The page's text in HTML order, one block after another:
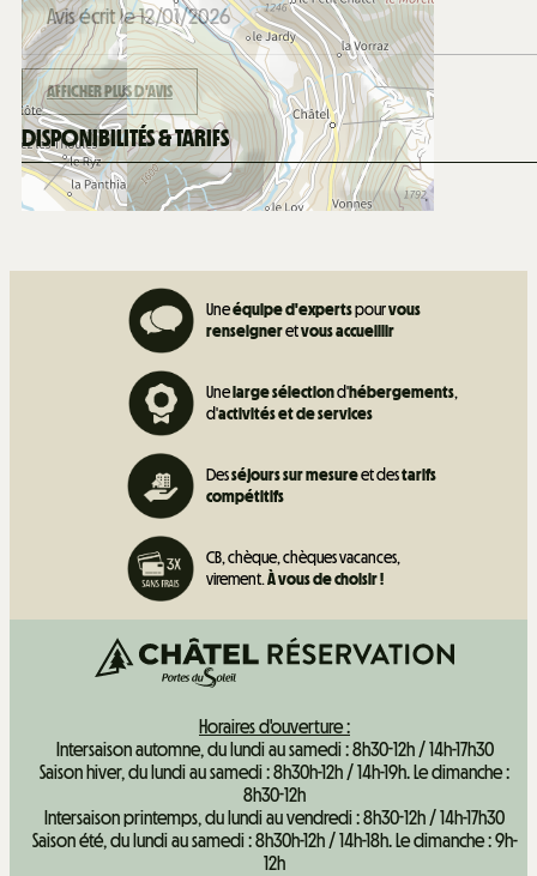
Avis écrit le 12/01/2026
AFFICHER PLUS D'AVIS
DISPONIBILITÉS & TARIFS
Uneéquipe d'expertspourvous
renseigneretvous accueillir
Unelarge sélectiond'hébergements,
d'activités et deservices
Desséjours sur mesureet destarifs
compétitifs
CB, chèque, chèques vacances,
virement.À vous de choisir !
Horaires d'ouverture :
Intersaison automne, du lundi au samedi : 8h30-12h / 14h-17h30
Saison hiver, du lundi au samedi : 8h30h-12h / 14h-19h. Le dimanche :
8h30-12h
Intersaison printemps, du lundi au vendredi : 8h30-12h / 14h-17h30
Saison été, du lundi au samedi : 8h30h-12h / 14h-18h. Le dimanche : 9h-
12h